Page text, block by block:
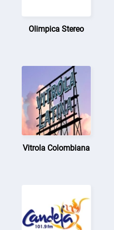
Olimpica Stereo
Vitrola Colombiana